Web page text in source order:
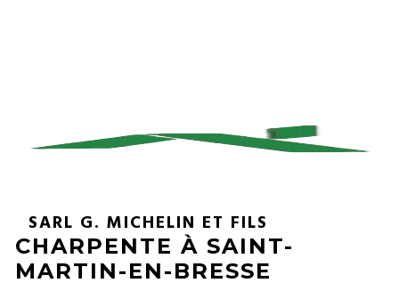
SARL G. MICHELIN ET FILS
CHARPENTE À SAINT-
MARTIN-EN-BRESSE